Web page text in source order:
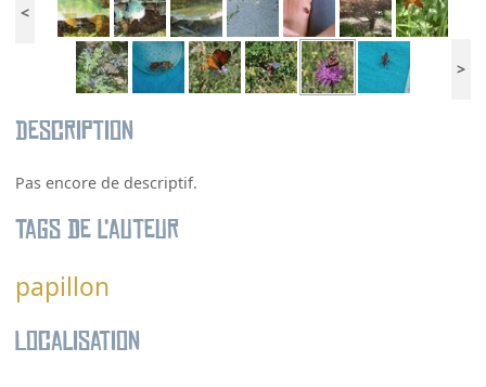
<
>
Description
Pas encore de descriptif.
Tags de l’auteur
papillon
Localisation